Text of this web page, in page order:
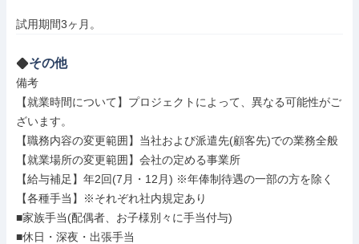
試用期間3ヶ月。
その他
備考
【就業時間について】プロジェクトによって、異なる可能性がご
ざいます。
【職務内容の変更範囲】当社および派遣先(顧客先)での業務全般
【就業場所の変更範囲】会社の定める事業所
【給与補足】年2回(7月・12月) ※年俸制待遇の一部の方を除く
【各種手当】※それぞれ社内規定あり
■家族手当(配偶者、お子様別々に手当付与)
■休日・深夜・出張手当